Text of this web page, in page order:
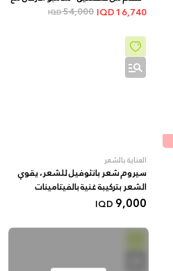
هدية بلسم الشعر الإسباني
16,740
54,000
IQD
العناية بالشعر
سيروم شعر بانثوفيل للشعر، يقوي
الشعر بتركيبة غنية بالفيتامينات
9,000
IQD